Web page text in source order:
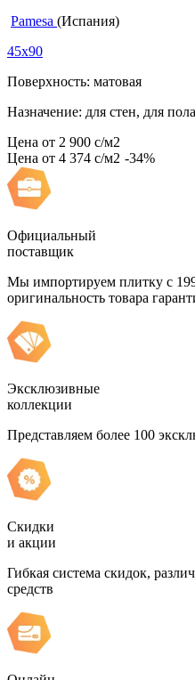
Pamesa (Испания)
45x90
Поверхность: матовая
Назначение: для стен, для пола
Цена от 2 900 c/м2
Цена от 4 374 c/м2 -34%
Официальный
поставщик
Мы импортируем плитку с
оригинальность товара
Эксклюзивные
коллекции
Представляем более 100
Скидки
и акции
Гибкая система скидок,
средств